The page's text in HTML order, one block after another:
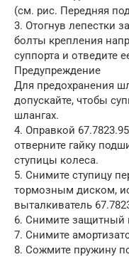
(см. рис. Передняя
3. Отогнув лепестки
болты крепления
суппорта и отведите
Предупреждение
Для предохранения
допускайте, чтобы
шлангах.
4. Оправкой
отверните гайку
ступицы колеса.
5. Снимите ступицу
тормозным диском,
выталкиватель
6. Снимите защитный
7. Снимите
8. Сожмите пружину